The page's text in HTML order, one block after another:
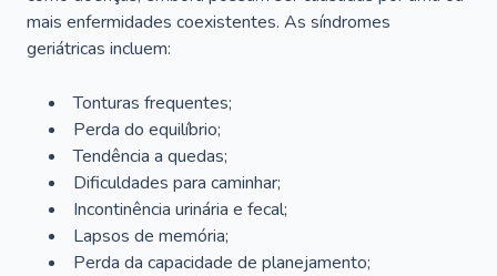
mais enfermidades coexistentes. As síndromes
geriátricas incluem:
Tonturas frequentes;
Perda do equilíbrio;
Tendência a quedas;
Dificuldades para caminhar;
Incontinência urinária e fecal;
Lapsos de memória;
Perda da capacidade de planejamento;